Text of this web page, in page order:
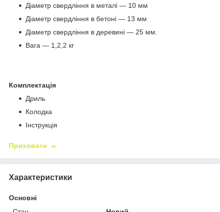
Діаметр свердління в металі — 10 мм
Діаметр свердління в бетоні — 13 мм
Діаметр свердління в деревині — 25 мм.
Вага — 1,2,2 кг
Комплектація
Дриль
Колодка
Інструкція
Приховати
Характеристики
Основні